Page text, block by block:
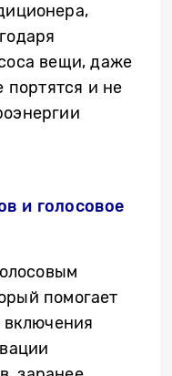
вещи, даже
портятся и не
и голосовое
помогает
включения